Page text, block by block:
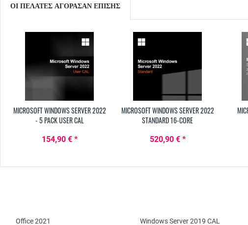
ΟΙ ΠΕΛΆΤΕΣ ΑΓΌΡΑΣΑΝ ΕΠΊΣΗΣ
MICROSOFT WINDOWS SERVER 2022
- 5 PACK USER CAL
154,90 € *
MICROSOFT WINDOWS SERVER 2022
STANDARD 16-CORE
520,90 € *
Office 2021 Windows Server 2019 CAL